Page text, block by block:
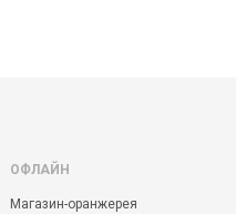
ОФЛАЙН
Магазин-оранжерея